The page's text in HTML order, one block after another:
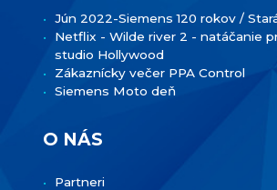
Jún 2022-Siemens 120 rokov /
Netflix - Wilde river 2 - natáčanie
studio Hollywood
Zákaznícky večer PPA Control
Siemens Moto deň
O NÁS
Partneri